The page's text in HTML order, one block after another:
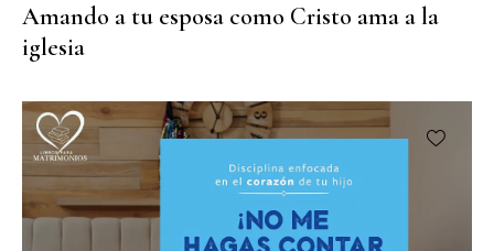
Amando a tu esposa como Cristo ama a la
iglesia